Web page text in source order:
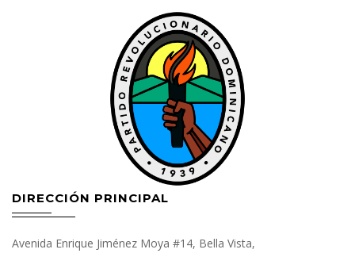
DIRECCIÓN PRINCIPAL
Avenida Enrique Jiménez Moya #14, Bella Vista,